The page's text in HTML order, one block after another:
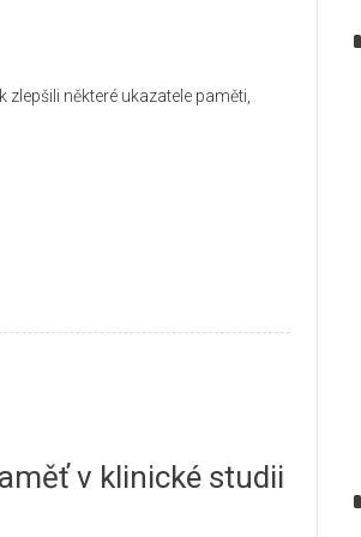
některé ukazatele paměti,
v klinické studii